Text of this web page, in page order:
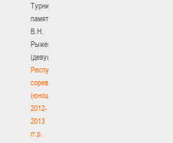
Турнир
памяти
В.Н.
Рыженкова
(девушки)
Республиканские
соревнования
(юноши)
2012-
2013
гг.р.